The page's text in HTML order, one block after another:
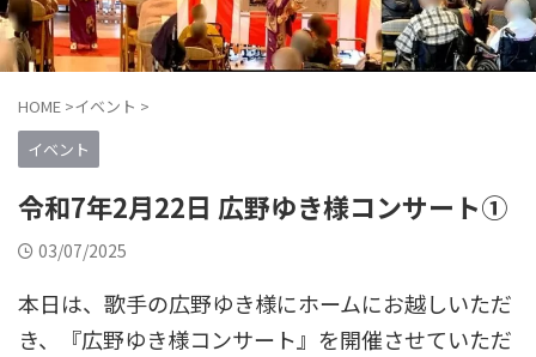
HOME >イベント >
イベント
令和7年2月22日 広野ゆき様コンサート①
03/07/2025
本日は、歌手の広野ゆき様にホームにお越しいただ
き、『広野ゆき様コンサート』を開催させていただ